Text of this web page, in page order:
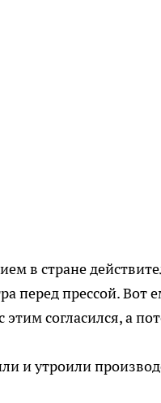
в стране
перед прессой. Вот
этим согласился, а
и утроили